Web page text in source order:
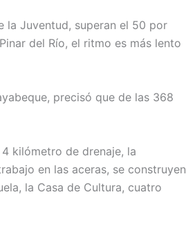
la Juventud, superan el 50 por
del Río, el ritmo es más lento
precisó que de las 368
kilómetro de drenaje, la
en las aceras, se construyen
la Casa de Cultura, cuatro